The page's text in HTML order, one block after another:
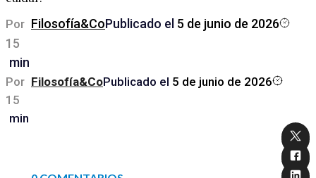
Por Filosofía&CoPublicado el 5 de junio de 2026
15
min
Por Filosofía&CoPublicado el 5 de junio de 2026
15
min